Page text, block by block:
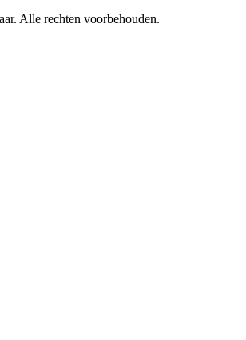
Alle rechten voorbehouden.